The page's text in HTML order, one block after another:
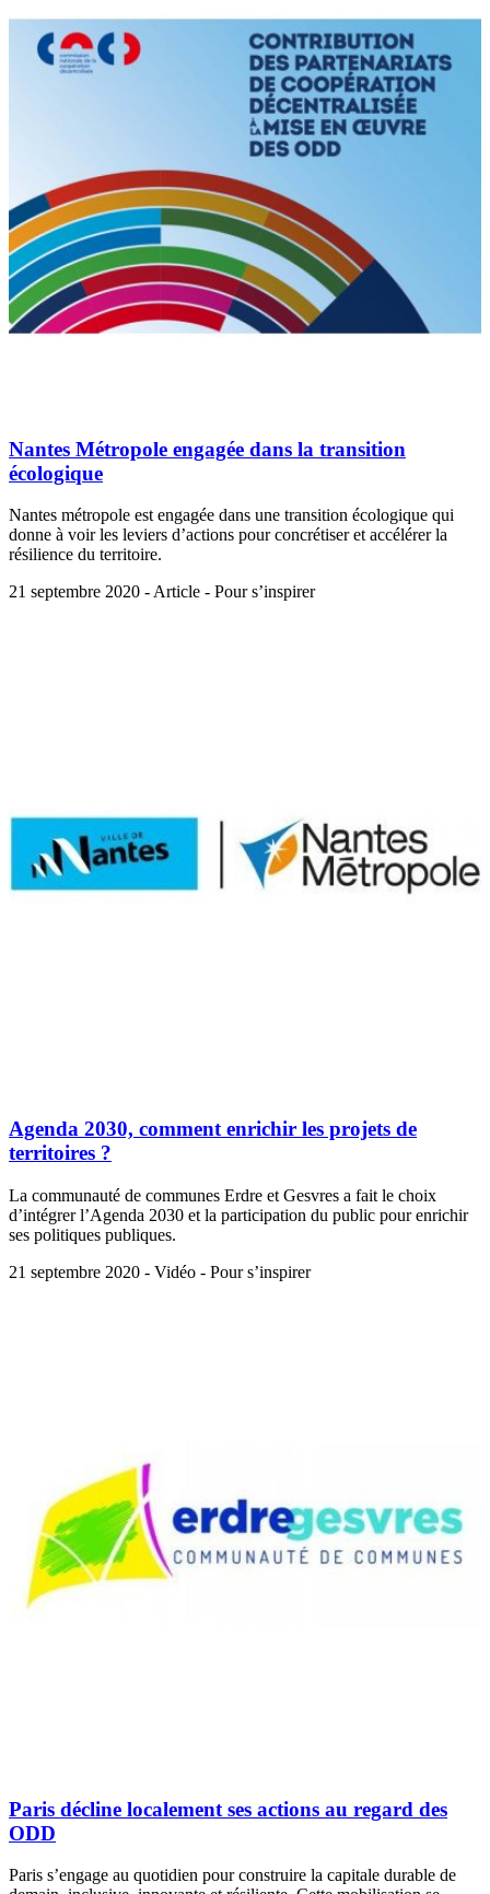
Nantes Métropole engagée dans la transition
écologique
Nantes métropole est engagée dans une transition écologique qui
donne à voir les leviers d’actions pour concrétiser et accélérer la
résilience du territoire.
21 septembre 2020 - Article - Pour s’inspirer
Agenda 2030, comment enrichir les projets de
territoires ?
La communauté de communes Erdre et Gesvres a fait le choix
d’intégrer l’Agenda 2030 et la participation du public pour enrichir
ses politiques publiques.
21 septembre 2020 - Vidéo - Pour s’inspirer
Paris décline localement ses actions au regard des
ODD
Paris s’engage au quotidien pour construire la capitale durable de